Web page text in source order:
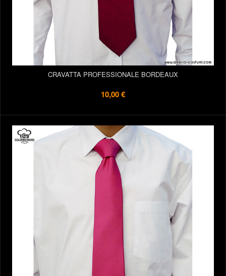
CRAVATTA PROFESSIONALE BORDEAUX
10,00 €